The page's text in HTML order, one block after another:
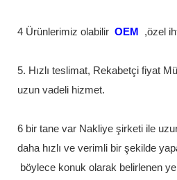
4 Ürünlerimiz olabilir OEM ,özel
5. Hızlı teslimat, Rekabetçi fiyat
uzun vadeli hizmet.
6 bir tane var Nakliye şirketi ile
daha hızlı ve verimli bir şekilde
böylece konuk olarak belirlenen